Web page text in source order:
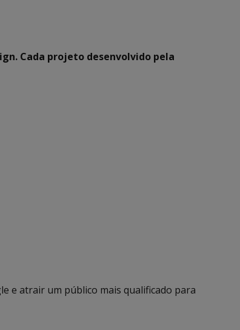
Cada projeto desenvolvido pela
e atrair um público mais qualificado para